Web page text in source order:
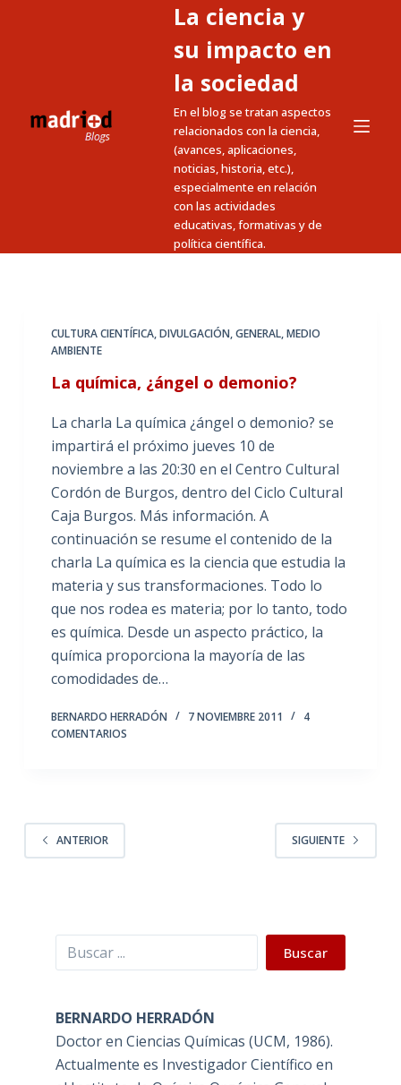
n
La ciencia y
su impacto en
la sociedad
En el blog se tratan aspectos
relacionados con la ciencia,
(avances, aplicaciones,
noticias, historia, etc.),
especialmente en relación
con las actividades
educativas, formativas y de
política científica.
CULTURA CIENTÍFICA,DIVULGACIÓN,GENERAL,MEDIO
AMBIENTE
La química, ¿ángel o demonio?
La charla La química ¿ángel o demonio? se
impartirá el próximo jueves 10 de
noviembre a las 20:30 en el Centro Cultural
Cordón de Burgos, dentro del Ciclo Cultural
Caja Burgos. Más información. A
continuación se resume el contenido de la
charla La química es la ciencia que estudia la
materia y sus transformaciones. Todo lo
que nos rodea es materia; por lo tanto, todo
es química. Desde un aspecto práctico, la
química proporciona la mayoría de las
comodidades de…
BERNARDO HERRADÓN 7 NOVIEMBRE 2011
4
COMENTARIOS
ANTERIOR SIGUIENTE
Buscar Buscar
BERNARDO HERRADÓN
Doctor en Ciencias Químicas (UCM, 1986).
Actualmente es Investigador Científico en